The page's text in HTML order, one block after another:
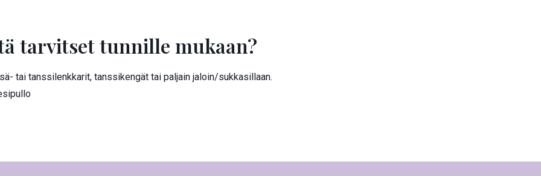
tarvitset tunnille mukaan?
tai tanssilenkkarit, tanssikengät tai paljain jaloin/sukkasillaan.